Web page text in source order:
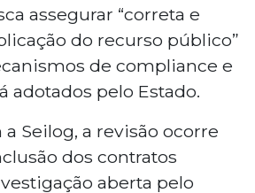
assegurar “correta e
do recurso público”
de compliance e
adotados pelo Estado.
Seilog, a revisão ocorre
dos contratos
aberta pelo